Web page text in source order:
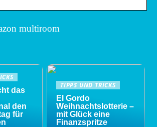
multiroom
das
den
für
TIPPS UND TRICKS
El Gordo
Weihnachtslotterie –
mit Glück eine
Finanzspritze